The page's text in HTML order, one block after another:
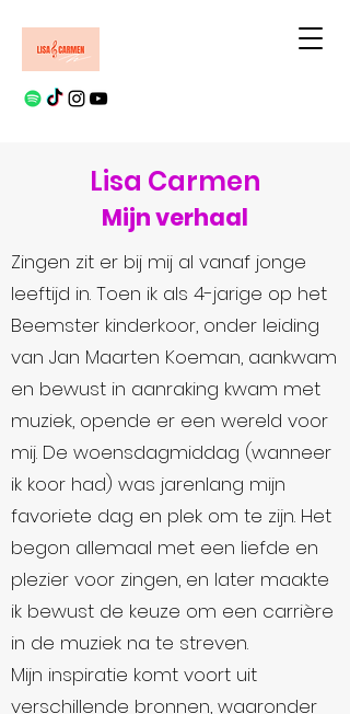
Lisa Carmen
Mijn verhaal
Zingen zit er bij mij al vanaf jonge
leeftijd in. Toen ik als 4-jarige op het
Beemster kinderkoor, onder leiding
van Jan Maarten Koeman, aankwam
en bewust in aanraking kwam met
muziek, opende er een wereld voor
mij. De woensdagmiddag (wanneer
ik koor had) was jarenlang mijn
favoriete dag en plek om te zijn. Het
begon allemaal met een liefde en
plezier voor zingen, en later maakte
ik bewust de keuze om een carrière
in de muziek na te streven.
Mijn inspiratie komt voort uit
verschillende bronnen, waaronder